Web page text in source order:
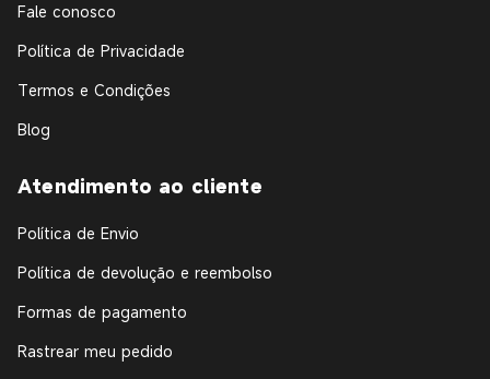
Fale conosco
Política de Privacidade
Termos e Condições
Blog
Atendimento ao cliente
Política de Envio
Política de devolução e reembolso
Formas de pagamento
Rastrear meu pedido